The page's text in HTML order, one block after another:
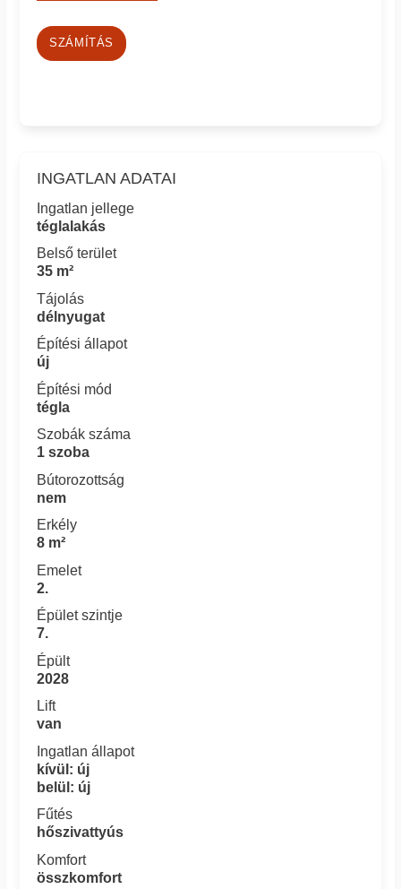
SZÁMÍTÁS
INGATLAN ADATAI
Ingatlan jellege
téglalakás
Belső terület
35 m²
Tájolás
délnyugat
Építési állapot
új
Építési mód
tégla
Szobák száma
1 szoba
Bútorozottság
nem
Erkély
8 m²
Emelet
2.
Épület szintje
7.
Épült
2028
Lift
van
Ingatlan állapot
kívül: új
belül: új
Fűtés
hőszivattyús
Komfort
összkomfort